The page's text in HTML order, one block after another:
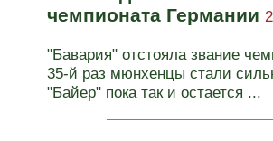
чемпионата Германии
"Бавария" отстояла звание
35-й раз мюнхенцы стали
"Байер" пока так и остается ...